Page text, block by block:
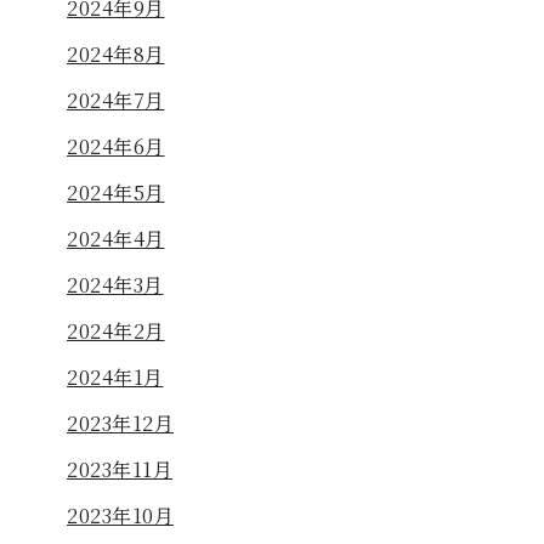
2024年9月
2024年8月
2024年7月
2024年6月
2024年5月
2024年4月
2024年3月
2024年2月
2024年1月
2023年12月
2023年11月
2023年10月